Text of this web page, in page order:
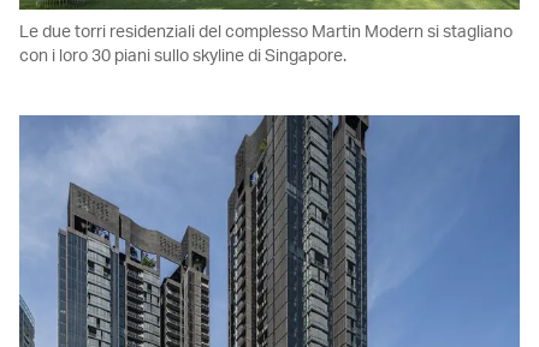
Le due torri residenziali del complesso Martin Modern si stagliano
con i loro 30 piani sullo skyline di Singapore.